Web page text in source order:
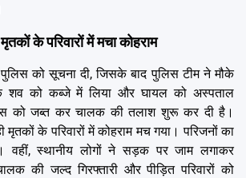
के परिवारों में मचा कोहराम
को सूचना दी, जिसके बाद पुलिस टीम ने मौके
शव को कब्जे में लिया और घायल को अस्पताल
को जब्त कर चालक की तलाश शुरू कर दी है।
के परिवारों में कोहराम मच गया। परिजनों का
वहीं, स्थानीय लोगों ने सड़क पर जाम लगाकर
की जल्द गिरफ्तारी और पीड़ित परिवारों को